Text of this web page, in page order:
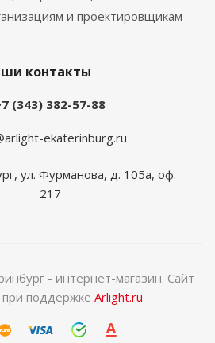
и проектировщикам
контакты
(343) 382-57-88
ekaterinburg.ru
ул. Фурманова, д. 105а, оф.
217
- интернет-магазин. Сайт
при поддержке Arlight.ru